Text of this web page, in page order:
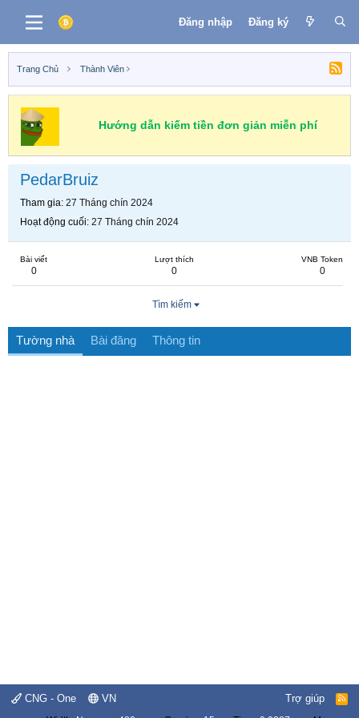
Đăng nhập Đăng ký
Trang Chủ Thành Viên
Hướng dẫn kiếm tiền đơn giản miễn phí
PedarBruiz
Tham gia 27 Tháng chín 2024
Hoạt động cuối 27 Tháng chín 2024
Bài viết
0
Lượt thích
0
VNB Token
0
Tìm kiếm
Tường nhà Bài đăng Thông tin
CNG - One VN Trợ giúp
R